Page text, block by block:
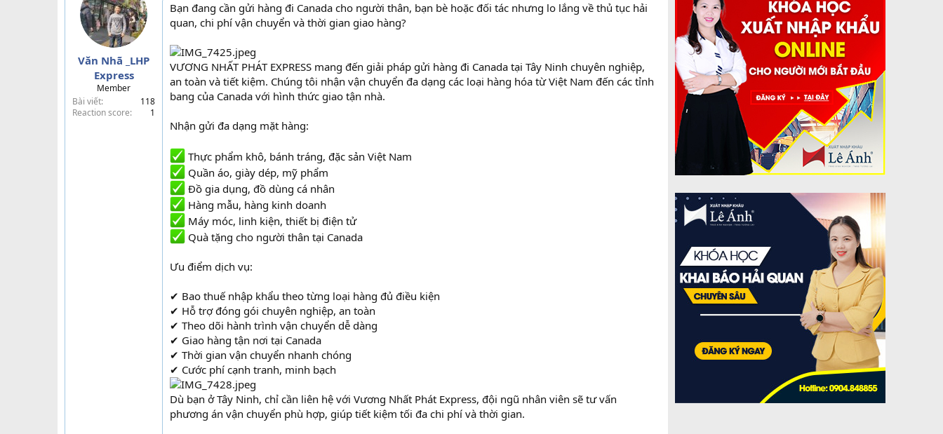
ử
i
Văn Nhã _LHP
Express
Member
Bài viết
118
Reaction score
1
Bạn đang cần gửi hàng đi Canada cho người thân, bạn bè hoặc đối tác nhưng lo lắng về thủ tục hải
quan, chi phí vận chuyển và thời gian giao hàng?
VƯƠNG NHẤT PHÁT EXPRESS mang đến giải pháp gửi hàng đi Canada tại Tây Ninh chuyên nghiệp,
an toàn và tiết kiệm. Chúng tôi nhận vận chuyển đa dạng các loại hàng hóa từ Việt Nam đến các tỉnh
bang của Canada với hình thức giao tận nhà.
Nhận gửi đa dạng mặt hàng:
Thực phẩm khô, bánh tráng, đặc sản Việt Nam
Quần áo, giày dép, mỹ phẩm
Đồ gia dụng, đồ dùng cá nhân
Hàng mẫu, hàng kinh doanh
Máy móc, linh kiện, thiết bị điện tử
Quà tặng cho người thân tại Canada
Ưu điểm dịch vụ:
✔ Bao thuế nhập khẩu theo từng loại hàng đủ điều kiện
✔ Hỗ trợ đóng gói chuyên nghiệp, an toàn
✔ Theo dõi hành trình vận chuyển dễ dàng
✔ Giao hàng tận nơi tại Canada
✔ Thời gian vận chuyển nhanh chóng
✔ Cước phí cạnh tranh, minh bạch
Dù bạn ở Tây Ninh, chỉ cần liên hệ với Vương Nhất Phát Express, đội ngũ nhân viên sẽ tư vấn
phương án vận chuyển phù hợp, giúp tiết kiệm tối đa chi phí và thời gian.